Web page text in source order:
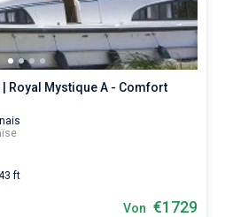
| Royal Mystique A - Comfort
ft
Von €1729